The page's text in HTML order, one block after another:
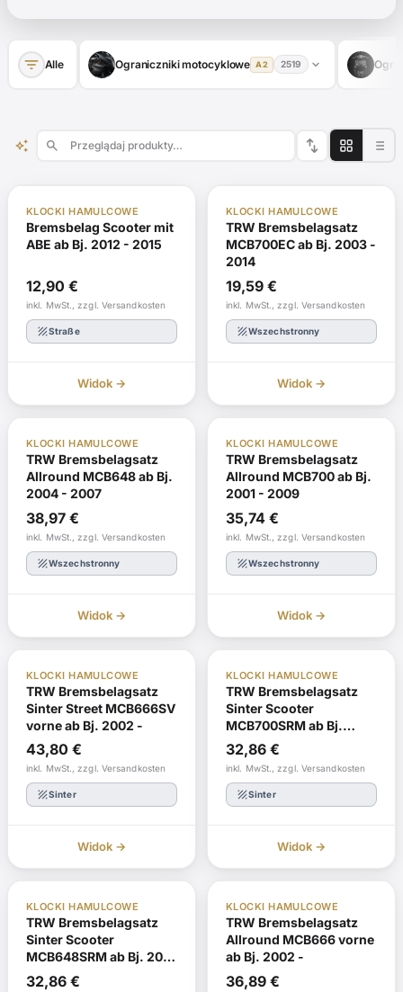
filter_list Alle Ograniczniki motocyklowe A2 2519 expand_more
auto_awesome search swap_vert
KLOCKI HAMULCOWE
Bremsbelag Scooter mit
ABE ab Bj. 2012 - 2015
12,90 €
inkl. MwSt., zzgl. Versandkosten
textureStraße
Widok →
KLOCKI HAMULCOWE
TRW Bremsbelagsatz
MCB700EC ab Bj. 2003 -
2014
19,59 €
inkl. MwSt., zzgl. Versandkosten
textureWszechstronny
Widok →
KLOCKI HAMULCOWE
TRW Bremsbelagsatz
Allround MCB648 ab Bj.
2004 - 2007
38,97 €
inkl. MwSt., zzgl. Versandkosten
textureWszechstronny
Widok →
KLOCKI HAMULCOWE
TRW Bremsbelagsatz
Allround MCB700 ab Bj.
2001 - 2009
35,74 €
inkl. MwSt., zzgl. Versandkosten
textureWszechstronny
Widok →
KLOCKI HAMULCOWE
TRW Bremsbelagsatz
Sinter Street MCB666SV
vorne ab Bj. 2002 -
43,80 €
inkl. MwSt., zzgl. Versandkosten
textureSinter
Widok →
KLOCKI HAMULCOWE
TRW Bremsbelagsatz
Sinter Scooter
MCB700SRM ab Bj.
2002 - 2012
32,86 €
inkl. MwSt., zzgl. Versandkosten
textureSinter
Widok →
KLOCKI HAMULCOWE
TRW Bremsbelagsatz
Sinter Scooter
MCB648SRM ab Bj. 2012
- 2016
32,86 €
KLOCKI HAMULCOWE
TRW Bremsbelagsatz
Allround MCB666 vorne
ab Bj. 2002 -
36,89 €